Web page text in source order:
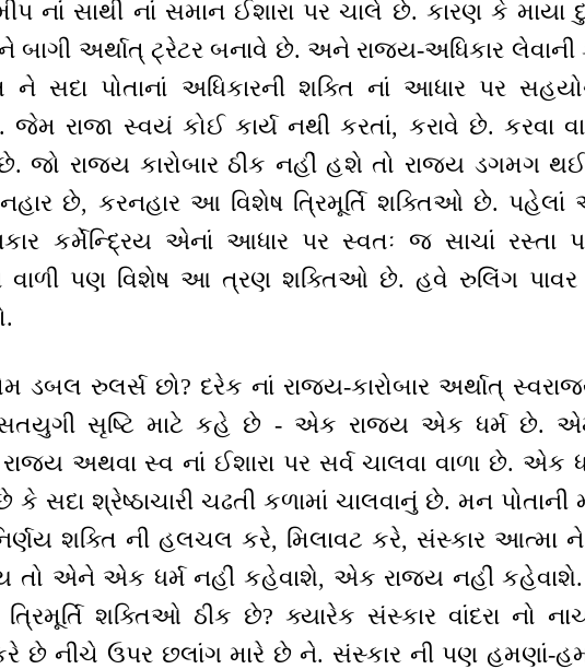
નાં સાથી નાં સમાન ઈશારા પર ચાલે છે. કારણ કે
અર્થાત્ ટ્રેટર બનાવે છે. અને રાજ્ય-અધિકાર લેવાની
પોતાનાં અધિકારની શક્તિ નાં આધાર પર
જેમ રાજા સ્વયં કોઈ કાર્ય નથી કરતાં, કરાવે છે. કરવા
જો રાજ્ય કારોબાર ઠીક નહીં હશે તો રાજ્ય ડગમગ
છે, કરનહાર આ વિશેષ ત્રિમૂર્તિ શક્તિઓ છે. પહેલાં
કર્મેન્દ્રિય એનાં આધાર પર સ્વતઃ જ સાચાં રસ્તા
વાળી પણ વિશેષ આ ત્રણ શક્તિઓ છે. હવે રુલિંગ પાવર
ડબલ રુલર્સ છો? દરેક નાં રાજ્ય-કારોબાર અર્થાત્
સતયુગી સૃષ્ટિ માટે કહે છે - એક રાજ્ય એક ધર્મ છે.
અથવા સ્વ નાં ઈશારા પર સર્વ ચાલવા વાળા છે. એક
સદા શ્રેષ્ઠાચારી ચઢતી કળામાં ચાલવાનું છે. મન
શક્તિ ની હલચલ કરે, મિલાવટ કરે, સંસ્કાર આત્મા
તો એને એક ધર્મ નહીં કહેવાશે, એક રાજ્ય નહીં કહેવાશે.
શક્તિઓ ઠીક છે? ક્યારેક સંસ્કાર વાંદરા નો
કરે છે નીચે ઉપર છલાંગ મારે છે ને. સંસ્કાર ની પણ હમણાં-